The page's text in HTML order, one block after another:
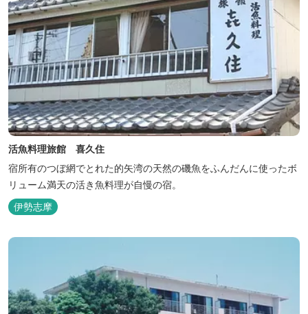
活魚料理旅館 喜久住
宿所有のつぼ網でとれた的矢湾の天然の磯魚をふんだんに使ったボ
リューム満天の活き魚料理が自慢の宿。
伊勢志摩